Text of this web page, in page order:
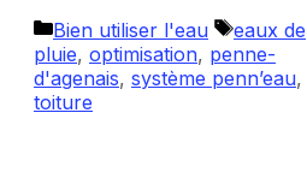
Catégories
Bien utiliser l'eau Étiquettes
eaux de
pluie, optimisation, penne-
d'agenais, système penn’eau,
toiture